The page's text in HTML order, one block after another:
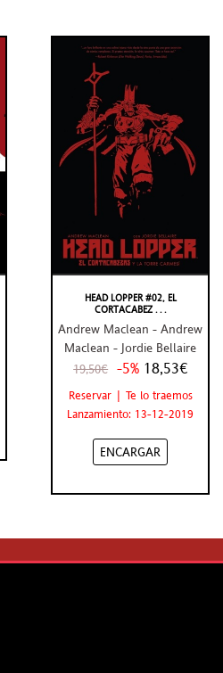
HEAD LOPPER #02, EL
CORTACABEZ . . .
Andrew Maclean - Andrew
Maclean - Jordie Bellaire
19,50€ -5% 18,53€
Reservar | Te lo traemos
Lanzamiento: 13-12-2019
ENCARGAR